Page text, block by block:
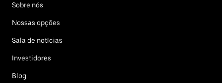
Sobre nós
Nossas opções
Sala de notícias
Investidores
Blog